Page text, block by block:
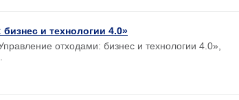
и технологии 4.0»
отходами: бизнес и технологии 4.0»,